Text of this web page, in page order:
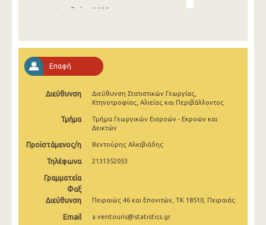
Νοεμβρίου 2025
Αυγούστου 2025
Ιουλίου 2025
Ιουνίου 2025
Απριλίου 2025
Μαρτίου 2025
Φεβρουαρίου 2025
Επαφή
Διεύθυνση
Διεύθυνση Στατιστικών Γεωργίας,
Κτηνοτροφίας, Αλιείας και Περιβάλλοντος
Τμήμα
Τμήμα Γεωργικών Εισροών - Εκροών και
Δεικτών
Προϊστάμενος/η Βεντούρης Αλκιβιάδης
Τηλέφωνα 2131352053
Γραμματεία
Φαξ
Διεύθυνση
Πειραιώς 46 και Επονιτών, ΤΚ 18510, Πειραιάς
Email a.ventouris@statistics.gr